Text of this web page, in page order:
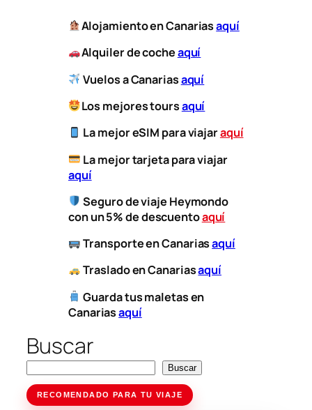
Alojamiento en Canariasaquí
Alquiler de cocheaquí
Vuelos a Canariasaquí
Los mejores toursaquí
La mejor eSIM para viajaraquí
La mejor tarjeta para viajar
aquí
Seguro de viaje Heymondo
con un 5% de descuentoaquí
​Transporteen Canariasaquí
​Traslado en Canariasaquí
Guarda tus maletas en
Canariasaquí
Buscar
Buscar
RECOMENDADO PARA TU VIAJE